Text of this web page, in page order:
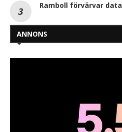
Ramboll förvärvar
ANNONS